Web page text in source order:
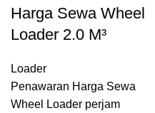
Harga Sewa Wheel
Loader 2.0 M³
Loader
Penawaran Harga Sewa
Wheel Loader perjam